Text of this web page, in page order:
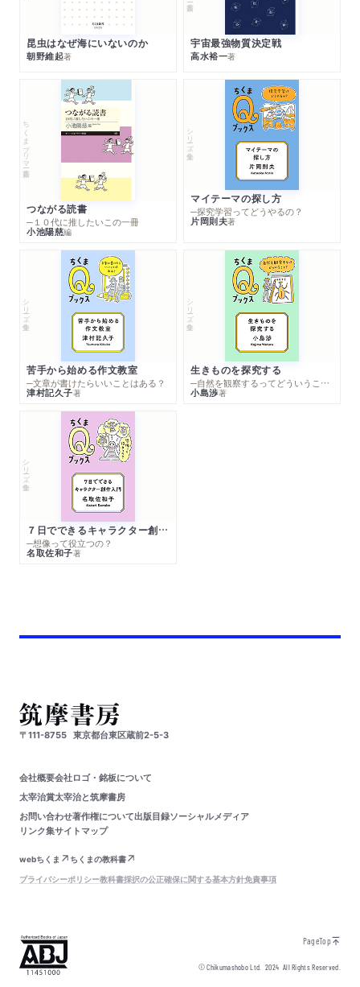
昆虫はなぜ海にいないのか
朝野維起著
宇宙最強物質決定戦
高水裕一著
ちくまプリマー新書
つながる読書
─１０代に推したいこの一冊
小池陽慈編
シリーズ・全集
マイテーマの探し方
─探究学習ってどうやるの？
片岡則夫著
シリーズ・全集
苦手から始める作文教室
─文章が書けたらいいことはある？
津村記久子著
シリーズ・全集
生きものを探究する
─自然を観察するってどういうこと？
小島渉著
シリーズ・全集
７日でできるキャラクター創作入門
─想像って役立つの？
名取佐和子著
〒111-8755 東京都台東区蔵前2-5-3
会社概要会社ロゴ・銘板について
太宰治賞太宰治と筑摩書房
お問い合わせ著作権について出版目録ソーシャルメディア
リンク集サイトマップ
webちくま
ちくまの教科書
プライバシーポリシー教科書採択の公正確保に関する基本方針免責事項
PageTop
© Chikumashobo Ltd.2024 All Rights Reserved.